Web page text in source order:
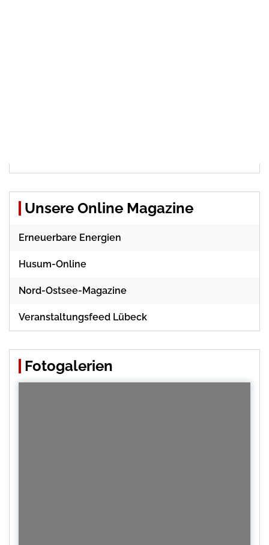
Unsere Online Magazine
Erneuerbare Energien
Husum-Online
Nord-Ostsee-Magazine
Veranstaltungsfeed Lübeck
Fotogalerien